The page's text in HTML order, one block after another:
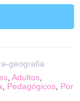
geografia
, Adultos,
, Pedagógicos, Por